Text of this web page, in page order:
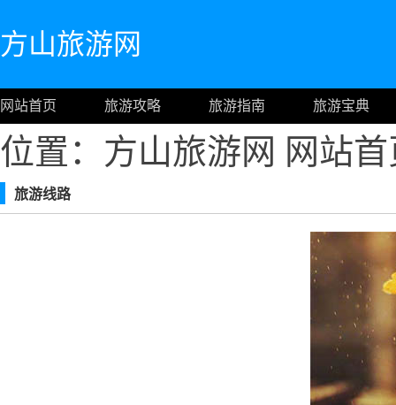
方山旅游网
网站首页 旅游攻略 旅游指南 旅游宝典
位置：方山旅游网 网站
旅游线路